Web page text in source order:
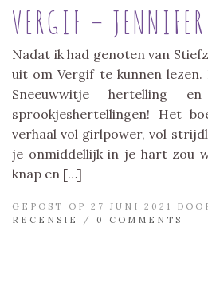
VERGIF –
Nadat ik had genoten van
uit om Vergif te kunnen lezen.
Sneeuwwitje
sprookjeshertellingen! Het
verhaal vol girlpower, vol
je onmiddellijk in je hart zou
knap en […]
GEPOST OP 27 JUNI 2021
RECENSIE
/ 0 COMMENTS